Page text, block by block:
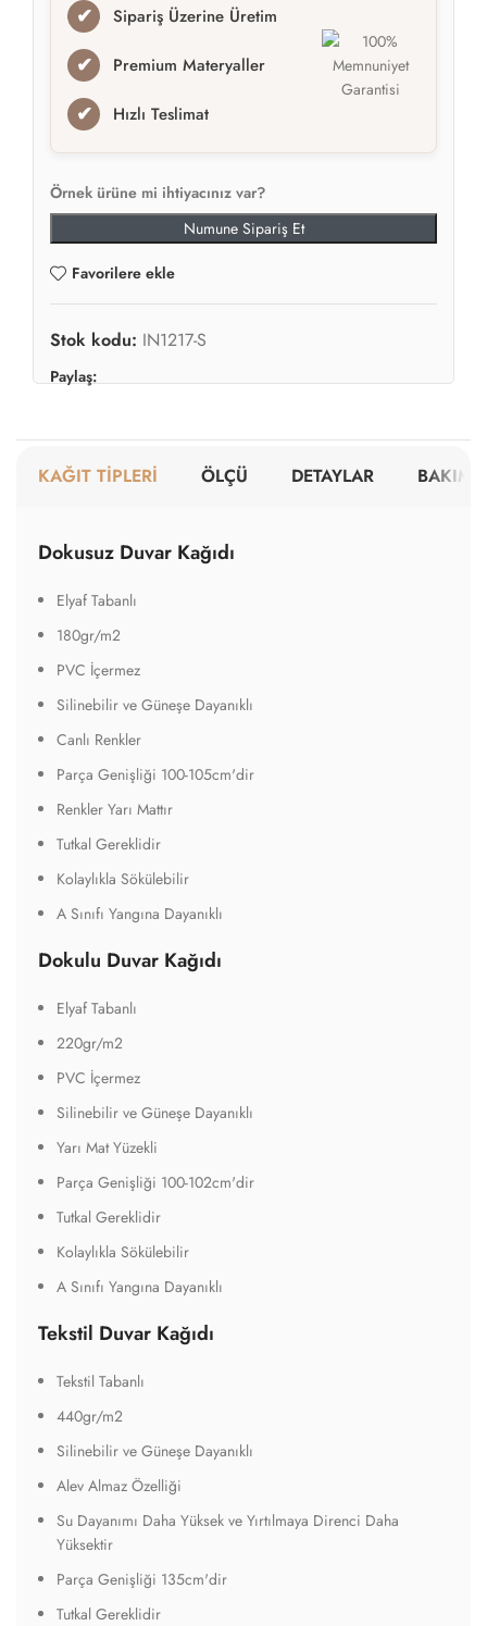
✔ Sipariş Üzerine Üretim
✔ Premium Materyaller
✔ Hızlı Teslimat
Örnek ürüne mi ihtiyacınız var?
Numune Sipariş Et
Favorilere ekle
Stok kodu: IN1217-S
Paylaş:
KAĞIT TİPLERİ ÖLÇÜ DETAYLAR BAKIM
Dokusuz Duvar Kağıdı
Elyaf Tabanlı
180gr/m2
PVC İçermez
Silinebilir ve Güneşe Dayanıklı
Canlı Renkler
Parça Genişliği 100-105cm'dir
Renkler Yarı Mattır
Tutkal Gereklidir
Kolaylıkla Sökülebilir
A Sınıfı Yangına Dayanıklı
Dokulu Duvar Kağıdı
Elyaf Tabanlı
220gr/m2
PVC İçermez
Silinebilir ve Güneşe Dayanıklı
Yarı Mat Yüzekli
Parça Genişliği 100-102cm'dir
Tutkal Gereklidir
Kolaylıkla Sökülebilir
A Sınıfı Yangına Dayanıklı
Tekstil Duvar Kağıdı
Tekstil Tabanlı
440gr/m2
Silinebilir ve Güneşe Dayanıklı
Alev Almaz Özelliği
Su Dayanımı Daha Yüksek ve Yırtılmaya Direnci Daha
Yüksektir
Parça Genişliği 135cm'dir
Tutkal Gereklidir